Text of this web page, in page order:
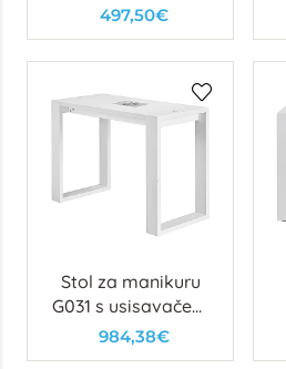
497,50€
Stol za manikuru
G031 s usisavačem
Momo S-41
984,38€